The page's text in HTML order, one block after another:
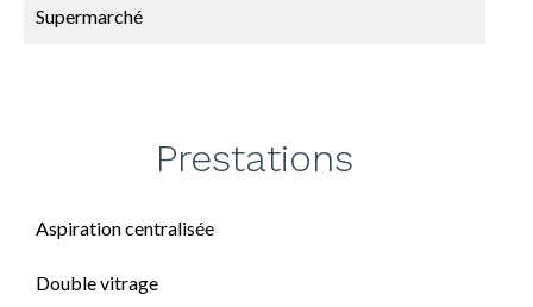
Supermarché
Prestations
Aspiration centralisée
Double vitrage